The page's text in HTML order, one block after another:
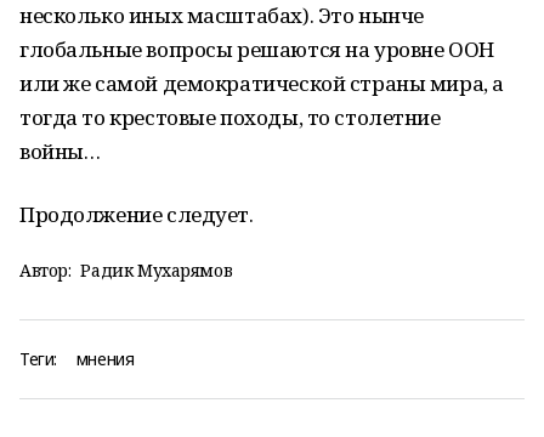
несколько иных масштабах). Это нынче
глобальные вопросы решаются на уровне ООН
или же самой демократической страны мира, а
тогда то крестовые походы, то столетние
войны…
Продолжение следует.
Автор: Радик Мухарямов
Теги: мнения